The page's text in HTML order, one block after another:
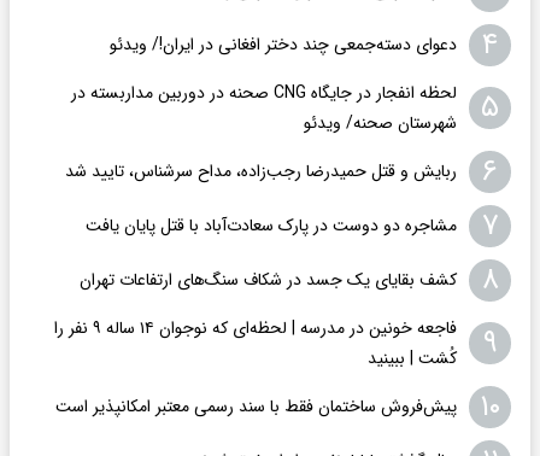
۴ دعوای دسته‌جمعی چند دختر افغانی در ایران!/ ویدئو
۵
لحظه انفجار در جایگاه CNG صحنه در دوربین مداربسته در
شهرستان صحنه/ ویدئو
۶ ربایش و قتل حمیدرضا رجب‌زاده، مداح سرشناس، تایید شد
۷ مشاجره دو دوست در پارک سعادت‌آباد با قتل پایان یافت
۸ کشف بقایای یک جسد در شکاف سنگ‌های ارتفاعات تهران
۹
فاجعه خونین در مدرسه | لحظه‌ای که نوجوان ۱۴ ساله ۹ نفر را
کُشت | ببینید
۱۰ پیش‌فروش ساختمان فقط با سند رسمی معتبر امکانپذیر است